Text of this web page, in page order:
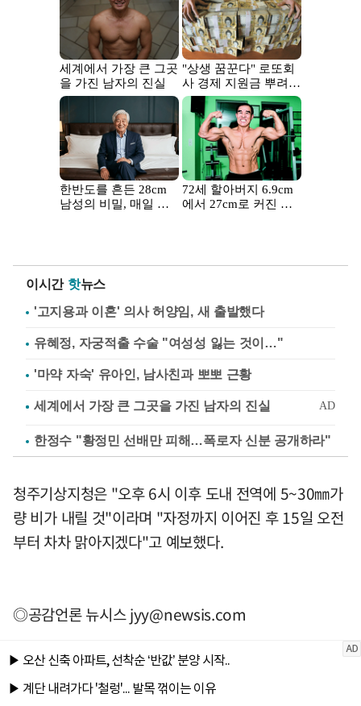
이시간 핫뉴스
'고지용과 이혼' 의사 허양임, 새 출발했다
유혜정, 자궁적출 수술 "여성성 잃는 것이…"
'마약 자숙' 유아인, 남사친과 뽀뽀 근황
한정수 "황정민 선배만 피해…폭로자 신분 공개하라"
청주기상지청은 "오후 6시 이후 도내 전역에 5~30㎜가
량 비가 내릴 것"이라며 "자정까지 이어진 후 15일 오전
부터 차차 맑아지겠다"고 예보했다.
◎공감언론 뉴시스jyy@newsis.com